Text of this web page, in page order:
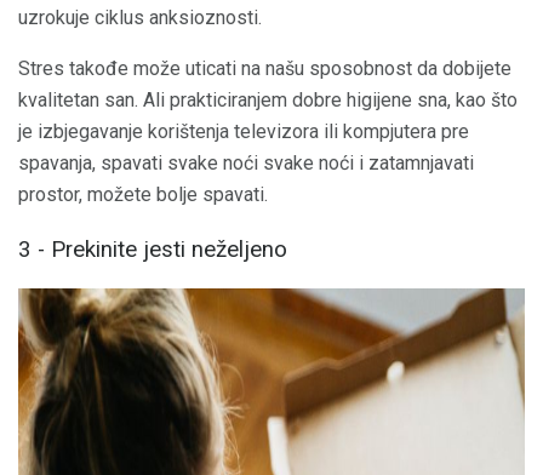
uzrokuje ciklus anksioznosti.
Stres takođe može uticati na našu sposobnost da dobijete
kvalitetan san. Ali prakticiranjem dobre higijene sna, kao što
je izbjegavanje korištenja televizora ili kompjutera pre
spavanja, spavati svake noći svake noći i zatamnjavati
prostor, možete bolje spavati.
3 - Prekinite jesti neželjeno